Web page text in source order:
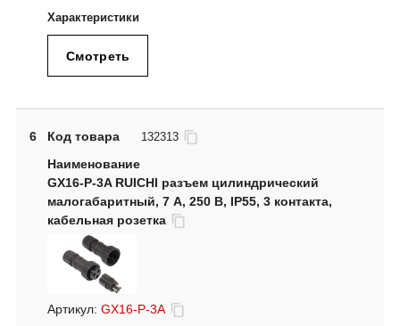
Смотреть
6 Код товара 132313
GX16-P-3A RUICHI разъем цилиндрический
малогабаритный, 7 А, 250 В, IP55, 3 контакта,
кабельная розетка
Артикул: GX16-P-3A